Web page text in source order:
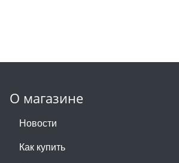
О магазине
Новости
Как купить